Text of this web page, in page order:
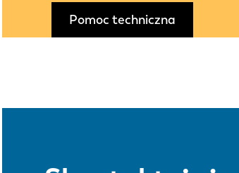
Pomoc techniczna